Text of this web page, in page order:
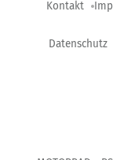
Kontakt
Datenschutz